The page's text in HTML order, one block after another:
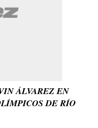
ÁLVAREZ EN
DE RÍO